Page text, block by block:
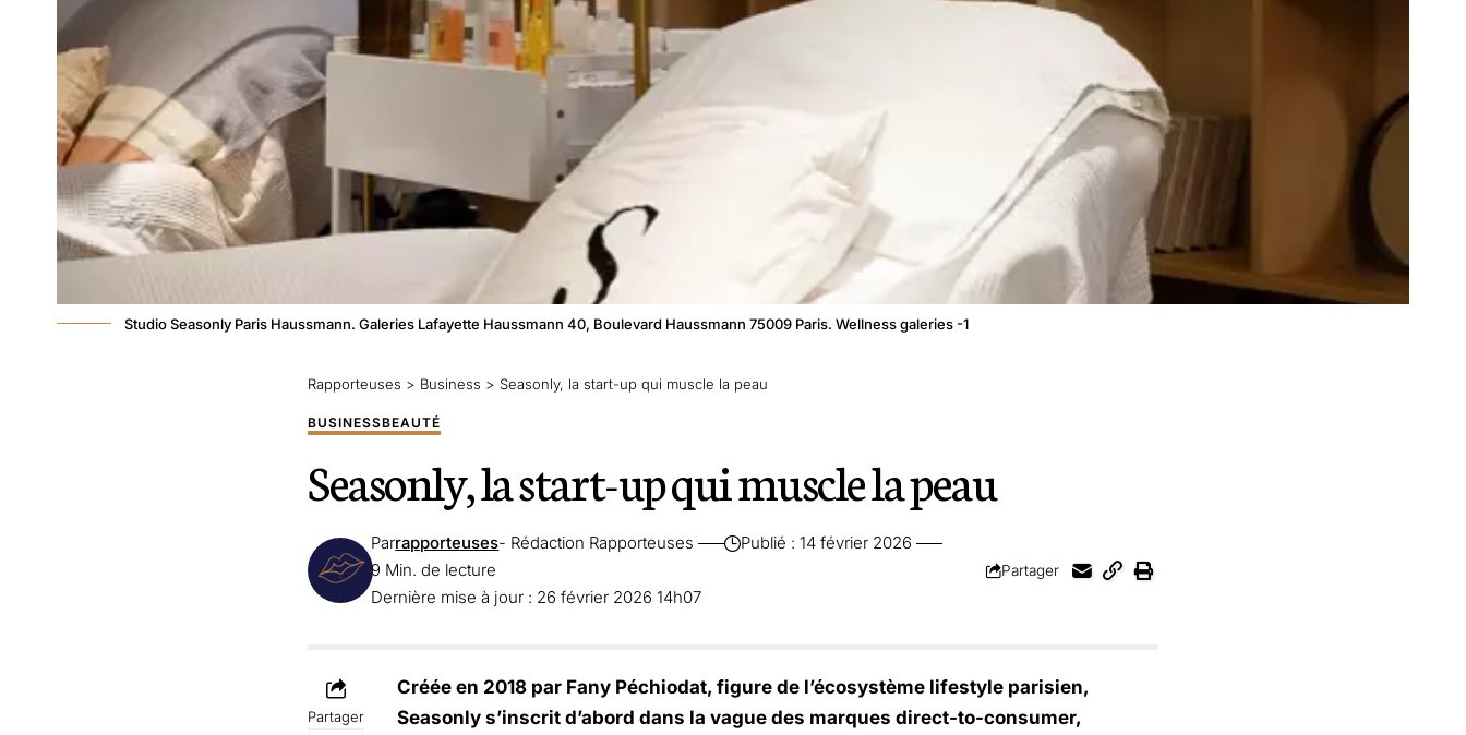
Studio Seasonly Paris Haussmann. Galeries Lafayette Haussmann 40, Boulevard Haussmann 75009 Paris. Wellness galeries -1
Rapporteuses > Business > Seasonly, la start-up qui muscle la peau
BUSINESSBEAUTÉ
Seasonly, la start-up qui muscle la peau
Dernière mise à jour : 26 février 2026 14h07
Parrapporteuses- Rédaction Rapporteuses
Publié : 14 février 2026
9 Min. de lecture
Partager
Partager
Créée en 2018 par Fany Péchiodat, figure de l’écosystème lifestyle parisien,
Seasonly s’inscrit d’abord dans la vague des marques direct-to-consumer,